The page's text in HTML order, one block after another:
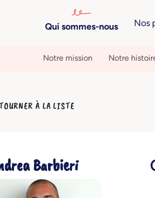
Qui sommes-nous Nos
Notre mission Notre
À LA LISTE
Barbieri